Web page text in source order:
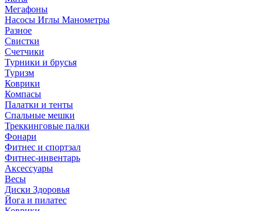
Мегафоны
Насосы Иглы Манометры
Разное
Свистки
Счетчики
Турники и брусья
Туризм
Коврики
Компасы
Палатки и тенты
Спальные мешки
Треккинговые палки
Фонари
Фитнес и спортзал
Фитнес-инвентарь
Аксессуары
Весы
Диски Здоровья
Йога и пилатес